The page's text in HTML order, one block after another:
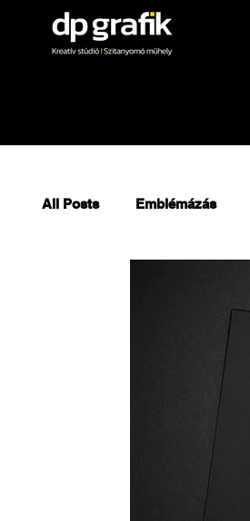
All Posts Emblémázás